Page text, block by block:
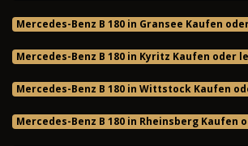
Mercedes-Benz B 180 in Gransee Kaufen
Mercedes-Benz B 180 in Kyritz Kaufen oder
Mercedes-Benz B 180 in Wittstock Kaufen
Mercedes-Benz B 180 in Rheinsberg Kaufen